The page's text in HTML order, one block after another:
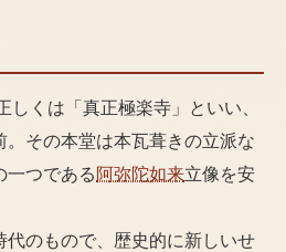
しくは「真正極楽寺」といい、
。その本堂は本瓦葺きの立派な
一つである 阿弥陀如来立像を安
代のもので、歴史的に新しいせ